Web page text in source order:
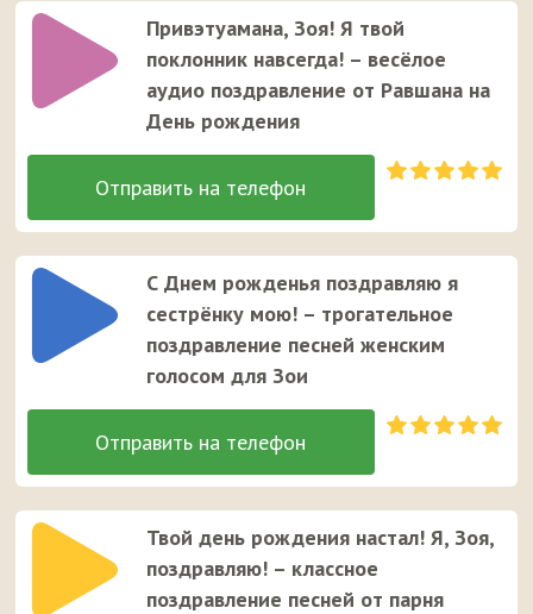
Привэтуамана, Зоя! Я твой
поклонник навсегда! – весёлое
аудио поздравление от Равшана на
День рождения
С Днем рожденья поздравляю я
сестрёнку мою! – трогательное
поздравление песней женским
голосом для Зои
Твой день рождения настал! Я, Зоя,
поздравляю! – классное
поздравление песней от парня